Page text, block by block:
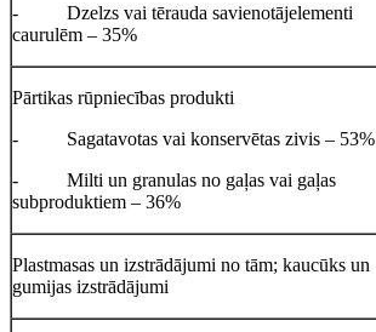
- Dzelzs vai tērauda savienotājelementi
caurulēm – 35%
Pārtikas rūpniecības produkti
- Sagatavotas vai konservētas zivis – 53%
- Milti un granulas no gaļas vai gaļas
subproduktiem – 36%
Plastmasas un izstrādājumi no tām; kaucūks un
gumijas izstrādājumi